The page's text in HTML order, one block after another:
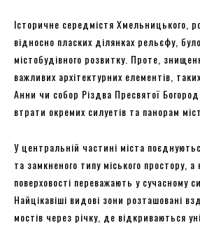
Історичне середмістя Хмельницького,
відносно пласких ділянках рельєфу,
містобудівного розвитку. Проте,
важливих архітектурних елементів,
Анни чи собор Різдва Пресвятої
втрати окремих силуетів та панорам
У центральній частині міста
та замкненого типу міського простору, а
поверховості переважають у сучасному
Найцікавіші видові зони розташовані
мостів через річку, де відкриваються